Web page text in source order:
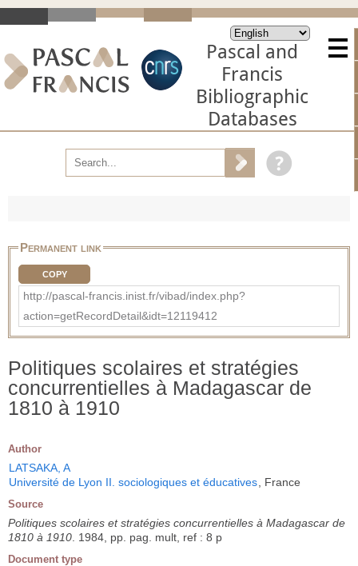
Pascal and
Francis
Bibliographic
Databases
Permanent link
COPY
http://pascal-francis.inist.fr/vibad/index.php?
action=getRecordDetail&idt=12119412
Politiques scolaires et stratégies
concurrentielles à Madagascar de
1810 à 1910
Author
LATSAKA, A
Université de Lyon II. sociologiques et éducatives , France
Source
Politiques scolaires et stratégies concurrentielles à Madagascar de
1810 à 1910 . 1984, pp. pag. mult, ref : 8 p
Document type